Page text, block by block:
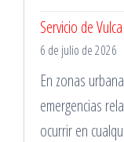
Servicio de
6 de julio de 2026
En zonas
emergencias
ocurrir en